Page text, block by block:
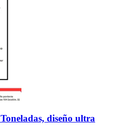
diseño ultra